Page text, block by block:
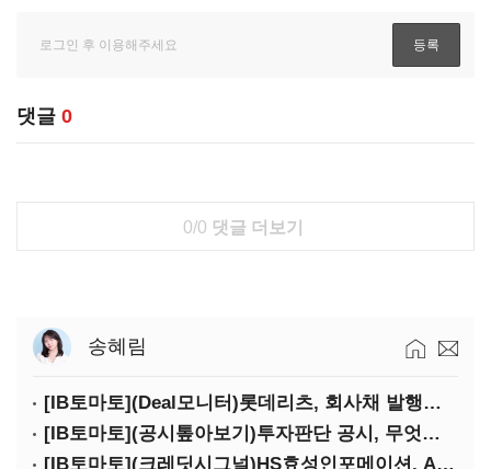
댓글 0
0/0 댓글 더보기
송혜림
[IB토마토](Deal모니터)롯데리츠, 회사채 발행…빠듯한 유동성 차환으로 대응
[IB토마토](공시톺아보기)투자판단 공시, 무엇이 '중요한 경영사항'일까
[IB토마토](크레딧시그널)HS효성인포메이션, AI 투자 확대에 실적 체력 강화